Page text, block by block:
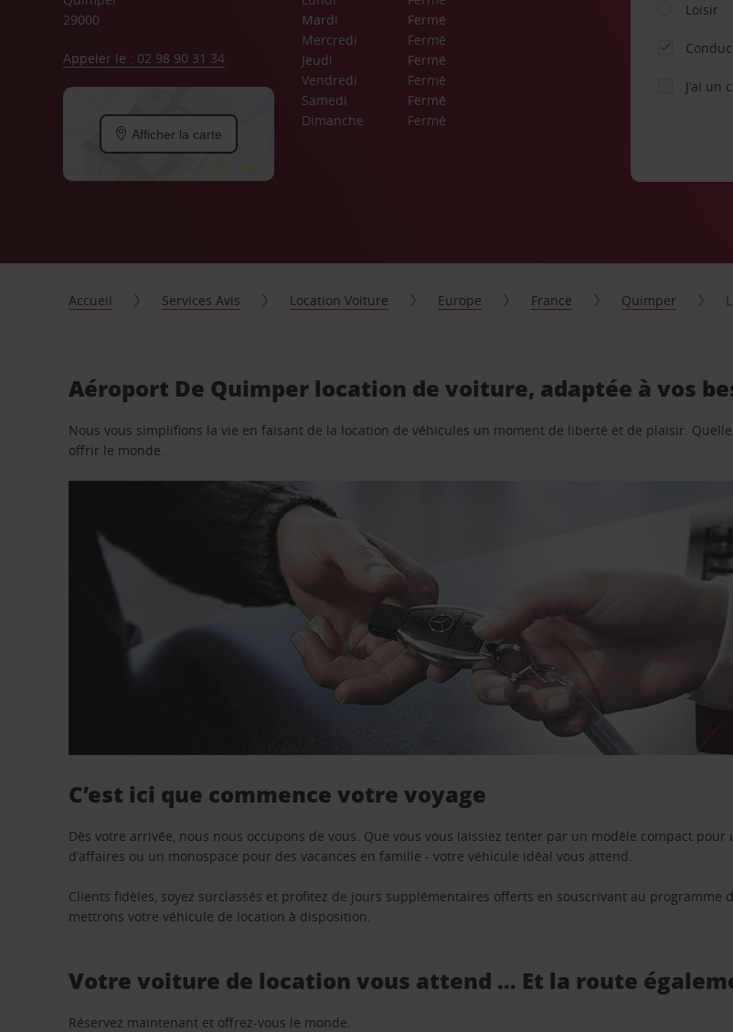
29000
Appeler le : 02 98 90 31 34
Afficher la carte
Mardi
Fermé
Mercredi
Fermé
Jeudi
Fermé
Vendredi
Fermé
Samedi
Fermé
Dimanche
Fermé
Loisir
J’ai un
Accueil Services Avis Location Voiture Europe France Quimper
Aéroport De Quimper location de voiture, adaptée à vos
Nous vous simplifions la vie en faisant de la location de véhicules un moment de liberté et de plaisir.
offrir le monde.
C’est ici que commence votre voyage
Dès votre arrivée, nous nous occupons de vous. Que vous vous laissiez tenter par un modèle compact
d’affaires ou un monospace pour des vacances en famille - votre véhicule idéal vous attend.
Clients fidèles, soyez surclassés et profitez de jours supplémentaires offerts en souscrivant au programme
mettrons votre véhicule de location à disposition.
Votre voiture de location vous attend … Et la route
Réservez maintenant et offrez-vous le monde.